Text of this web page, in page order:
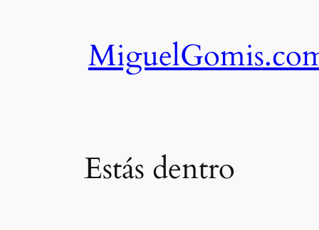
Estás dentro